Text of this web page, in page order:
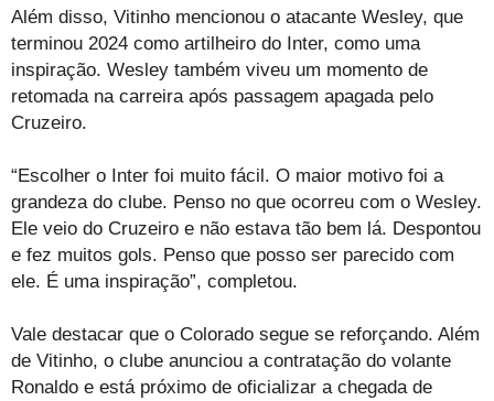
Além disso, Vitinho mencionou o atacante Wesley, que
terminou 2024 como artilheiro do Inter, como uma
inspiração. Wesley também viveu um momento de
retomada na carreira após passagem apagada pelo
Cruzeiro.
“Escolher o Inter foi muito fácil. O maior motivo foi a
grandeza do clube. Penso no que ocorreu com o Wesley.
Ele veio do Cruzeiro e não estava tão bem lá. Despontou
e fez muitos gols. Penso que posso ser parecido com
ele. É uma inspiração”, completou.
Vale destacar que o Colorado segue se reforçando. Além
de Vitinho, o clube anunciou a contratação do volante
Ronaldo e está próximo de oficializar a chegada de